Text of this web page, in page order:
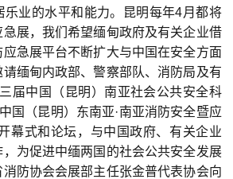
乐业的水平和能力。昆明每年4月都将
展，我们希望缅甸政府及有关企业借
急展平台不断扩大与中国在安全方面
缅甸内政部、警察部队、消防局及有
届中国（昆明）南亚社会公共安全科
国（昆明）东南亚·南亚消防安全暨应
幕式和论坛，与中国政府、有关企业
为促进中缅两国的社会公共安全发展
防协会会展部主任张金普代表协会向